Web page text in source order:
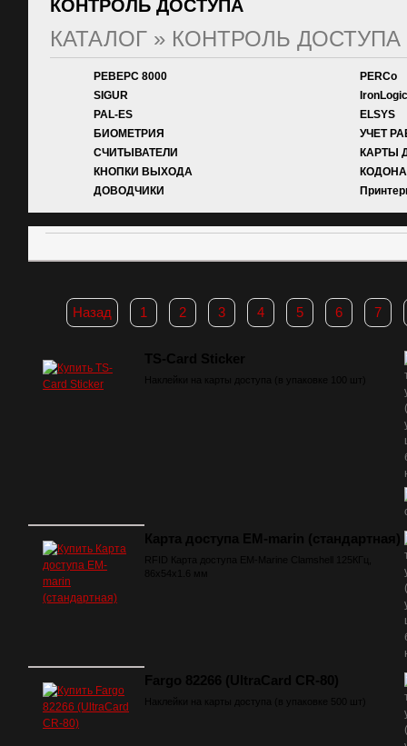
КОНТРОЛЬ ДОСТУПА
КАТАЛОГ » КОНТРОЛЬ ДОСТУПА
РЕВЕРС 8000
PERCo
SIGUR
IronLogic
PAL-ES
ELSYS
БИОМЕТРИЯ
УЧЕТ
СЧИТЫВАТЕЛИ
КАРТЫ
КНОПКИ ВЫХОДА
ДОВОДЧИКИ
Назад 1 2 3 4 5 6 7
TS-Card Sticker
Наклейки на карты доступа (в упаковке 100 шт)
Карта доступа EM-marin (стандартная)
RFID Карта доступа EM-Marine Clamshell 125КГц,
86х54х1.6 мм
Fargo 82266 (UltraCard CR-80)
Наклейки на карты доступа (в упаковке 500 шт)